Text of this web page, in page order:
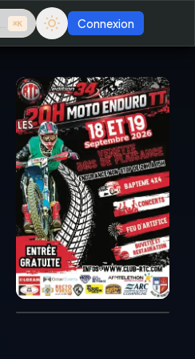
⌘K Connexion
Consultez le dernier
magazine en ligne
Août2026